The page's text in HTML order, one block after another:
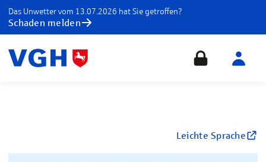
Das Unwetter vom 13.07.2026 hat Sie getroffen?
Schaden melden
Leichte Sprache